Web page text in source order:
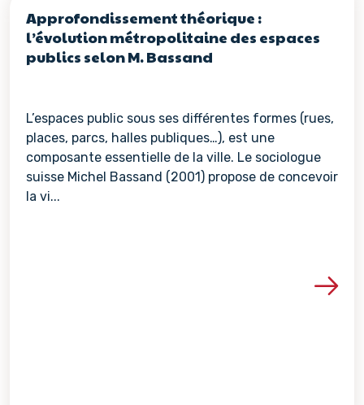
Approfondissement théorique :
l’évolution métropolitaine des espaces
publics selon M. Bassand
L’espaces public sous ses différentes formes (rues,
places, parcs, halles publiques…), est une
composante essentielle de la ville. Le sociologue
suisse Michel Bassand (2001) propose de concevoir
la vi...
Voir les détails de la